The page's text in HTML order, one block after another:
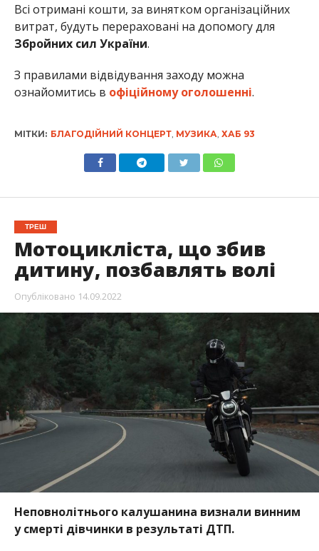
Всі отримані кошти, за винятком організаційних
витрат, будуть перераховані на допомогу для
Збройних сил України.
З правилами відвідування заходу можна
ознайомитись в офіційному оголошенні.
МІТКИ: БЛАГОДІЙНИЙ КОНЦЕРТ, МУЗИКА ХАБ 93
ТРЕШ
Мотоцикліста, що збив
дитину, позбавлять волі
Опубліковано 14.09.2022
Неповнолітнього калушанина визнали винним
у смерті дівчинки в результаті ДТП.